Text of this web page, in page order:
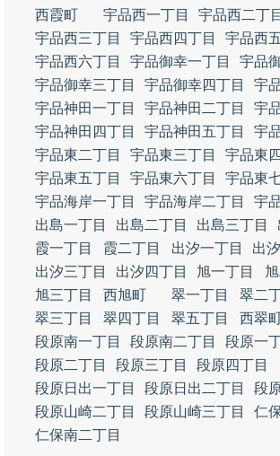
西霞町
宇品西一丁目
宇品西二丁目
宇品西三丁目
宇品西四丁目
宇品西
宇品西六丁目
宇品御幸一丁目
宇品
宇品御幸三丁目
宇品御幸四丁目
宇
宇品神田一丁目
宇品神田二丁目
宇
宇品神田四丁目
宇品神田五丁目
宇
宇品東二丁目
宇品東三丁目
宇品東
宇品東五丁目
宇品東六丁目
宇品東
宇品海岸一丁目
宇品海岸二丁目
宇
出島一丁目
出島二丁目 出島三丁目
霞一丁目
霞二丁目 出汐一丁目
出
出汐三丁目
出汐四丁目 旭一丁目
旭三丁目
西旭町 翠一丁目
翠二
翠三丁目
翠四丁目 翠五丁目
西翠
段原南一丁目
段原南二丁目
段原一
段原二丁目
段原三丁目
段原四丁目
段原日出一丁目
段原日出二丁目
段
段原山崎二丁目
段原山崎三丁目
仁
仁保南二丁目